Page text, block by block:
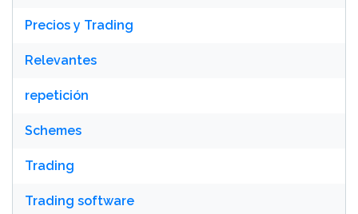
Precios y Trading
Relevantes
repetición
Schemes
Trading
Trading software